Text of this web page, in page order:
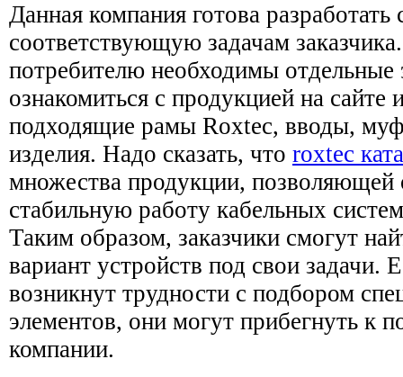
Данная компания готова
соответствующую задачам
потребителю необходимы
ознакомиться с продукцией на сайте
подходящие рамы Roxtec, вводы,
изделия. Надо сказать, что roxtec
множества продукции, позволяющей
стабильную работу кабельных
Таким образом, заказчики смогут
вариант устройств под свои задачи.
возникнут трудности с подбором
элементов, они могут прибегнуть к
компании.